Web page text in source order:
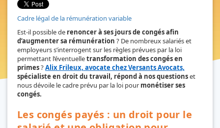
Cadre légal de la rémunération variable
Est-il possible de renoncer à ses jours de congés afin
d’augmenter sa rémunération ? De nombreux salariés et
employeurs s’interrogent sur les règles prévues par la loi
permettant l’éventuelletransformation des congés en
primes?Alix Frileux, avocate chez Versants Avocats,
spécialiste en droit du travail, répond à nos questionset
nous dévoile le cadre prévu par la loi pour monétiser ses
congés.
Les congés payés : un droit pour le